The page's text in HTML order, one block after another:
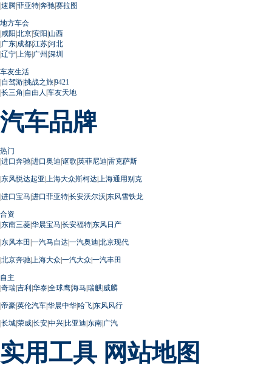
|速腾|菲亚特|奔驰|赛拉图
地方车会
|咸阳|北京|安阳|山西
|广东|成都|江苏|河北
|辽宁| 上海|广州 |深圳
车友生活
|自驾游|挑战之旅|9421
|长三角 |自由人 |车友天地
汽车品牌
热门
|进口奔驰|进口奥迪|讴歌|英菲尼迪|雷克萨斯
|东风悦达起亚| 上海大众斯柯达| 上海通用别克
|进口宝马|进口菲亚特|长安沃尔沃|东风雪铁龙
合资
|东南三菱|华晨宝马|长安福特|东风日产
|东风本田 |一汽马自达|一汽奥迪|北京现代
|北京奔驰| 上海大众|一汽大众|一汽丰田
自主
|奇瑞|吉利|华泰|全球鹰|海马|瑞麒|威麟
|帝豪|英伦汽车|华晨中华|哈飞|东风风行
|长城|荣威|长安|中兴|比亚迪|东南|广汽
实用工具 网站地图